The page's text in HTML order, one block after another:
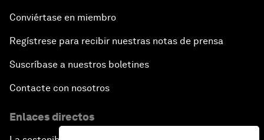
Conviértase en miembro
Regístrese para recibir nuestras notas de prensa
Suscríbase a nuestros boletines
Contacte con nosotros
Enlaces directos